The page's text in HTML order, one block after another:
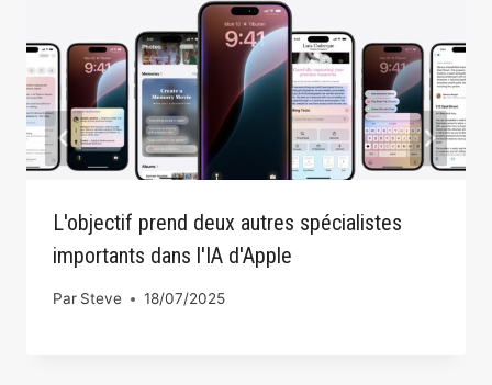
L'objectif prend deux autres spécialistes
importants dans l'IA d'Apple
Par Steve 18/07/2025